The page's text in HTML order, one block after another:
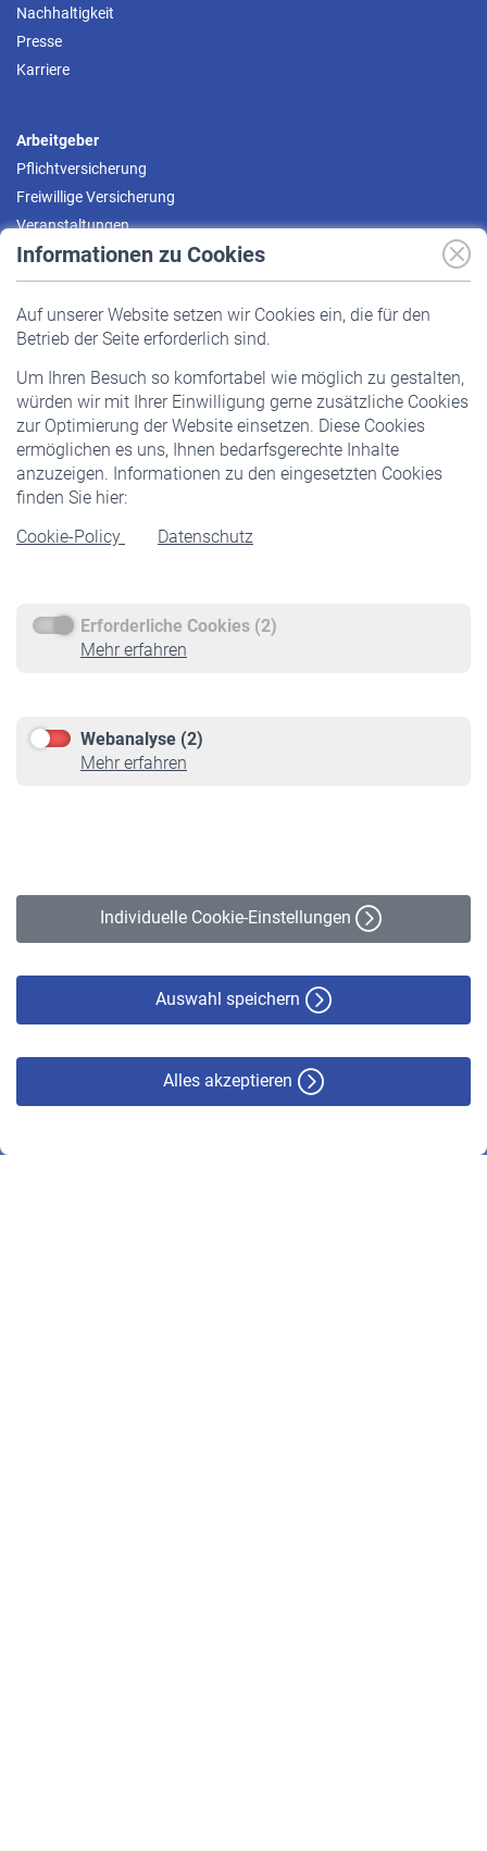
Informationen zu Cookies
Auf unserer Website setzen wir Cookies ein, die für den
Betrieb der Seite erforderlich sind.
Um Ihren Besuch so komfortabel wie möglich zu gestalten,
würden wir mit Ihrer Einwilligung gerne zusätzliche Cookies
zur Optimierung der Website einsetzen. Diese Cookies
ermöglichen es uns, Ihnen bedarfsgerechte Inhalte
anzuzeigen. Informationen zu den eingesetzten Cookies
finden Sie hier:
Cookie-Policy
Datenschutz
Erforderliche Cookies (2)
Mehr erfahren
Webanalyse (2)
Mehr erfahren
Individuelle Cookie-Einstellungen
Auswahl speichern
Alles akzeptieren
Nachhaltigkeit
Presse
Karriere
Arbeitgeber
Pflichtversicherung
Freiwillige Versicherung
Veranstaltungen
Pflichtversicherung
Staatliche Förderung
Veranstaltungen
Rentner
Rentenbeginn
Rente beantragen
Service
Informationen
Online-Rechner
VBLnewsletter
Erklärung zur Barrierefreiheit
© VBL 2026